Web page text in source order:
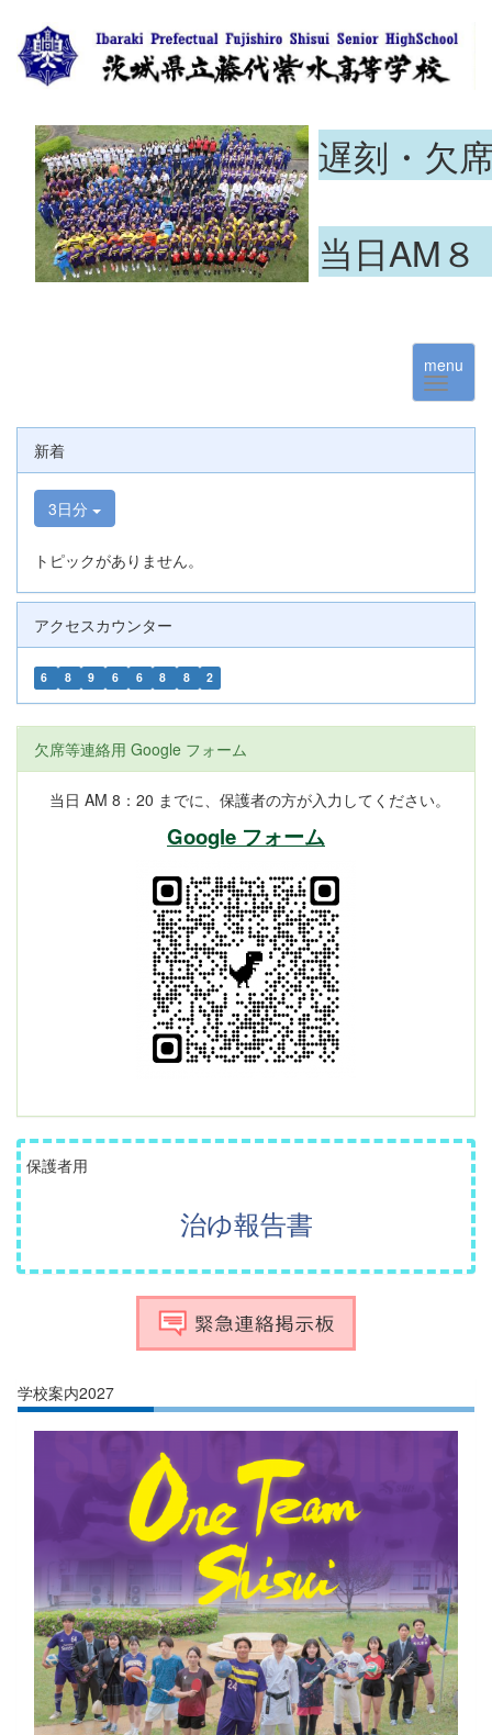
遅刻・欠
当日AM
menu
新着
3日分
トピックがありません。
アクセスカウンター
6 8 9 6 6 8 8 2
欠席等連絡用 Google フォーム
当日 AM 8：20 までに、保護者の方が入力してください。
Google フォーム
保護者用
治ゆ報告書
学校案内2027